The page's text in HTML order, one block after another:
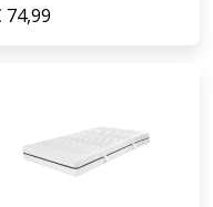
74,99